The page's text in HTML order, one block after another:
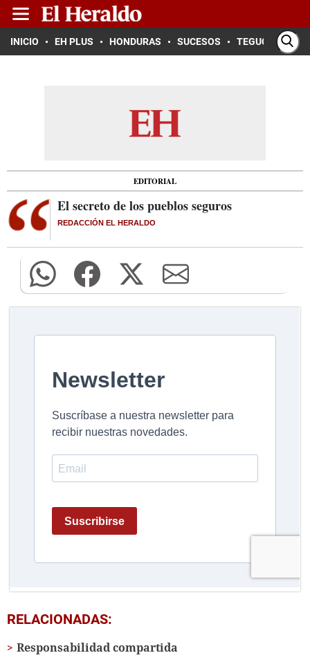
INICIO EH PLUS HONDURAS SUCESOS TEGUCIGALPA
EDITORIAL
El secreto de los pueblos seguros
REDACCIÓN EL HERALDO
RELACIONADAS:
Responsabilidad compartida